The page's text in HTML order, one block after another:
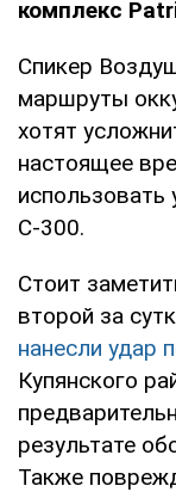
комплекс
Спикер
маршруты
хотят
настоящее
С-300.
Стоит
второй за
нанесли удар
Купянского
результате
Также